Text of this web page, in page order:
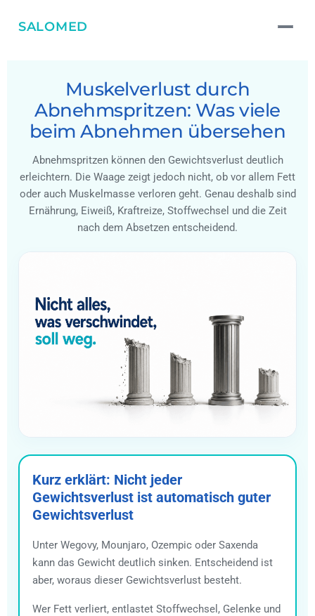
SALOMED
Muskelverlust durch
Abnehmspritzen: Was viele
beim Abnehmen übersehen
Abnehmspritzen können den Gewichtsverlust deutlich
erleichtern. Die Waage zeigt jedoch nicht, ob vor allem Fett
oder auch Muskelmasse verloren geht. Genau deshalb sind
Ernährung, Eiweiß, Kraftreize, Stoffwechsel und die Zeit
nach dem Absetzen entscheidend.
Kurz erklärt: Nicht jeder
Gewichtsverlust ist automatisch guter
Gewichtsverlust
Unter Wegovy, Mounjaro, Ozempic oder Saxenda
kann das Gewicht deutlich sinken. Entscheidend ist
aber, woraus dieser Gewichtsverlust besteht.
Wer Fett verliert, entlastet Stoffwechsel, Gelenke und